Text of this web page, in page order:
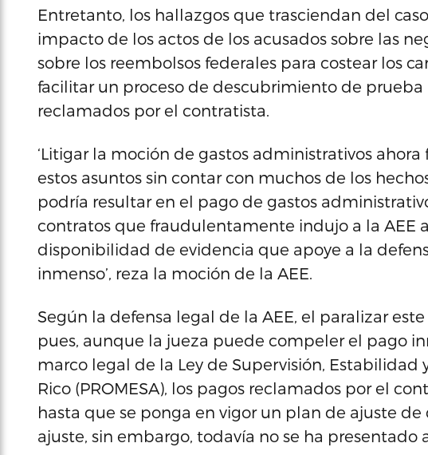
Entretanto, los hallazgos que trasciendan del
impacto de los actos de los acusados sobre las
sobre los reembolsos federales para costear los
facilitar un proceso de descubrimiento de prueba
reclamados por el contratista.
‘Litigar la moción de gastos administrativos
estos asuntos sin contar con muchos de los
podría resultar en el pago de gastos
contratos que fraudulentamente indujo a la AEE
disponibilidad de evidencia que apoye a la
inmenso’, reza la moción de la AEE.
Según la defensa legal de la AEE, el paralizar
pues, aunque la jueza puede compeler el pago
marco legal de la Ley de Supervisión, Estabilidad
Rico (PROMESA), los pagos reclamados por el
hasta que se ponga en vigor un plan de ajuste de
ajuste, sin embargo, todavía no se ha presentado